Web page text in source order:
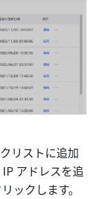
リストに追加
アドレスを追
ックします。